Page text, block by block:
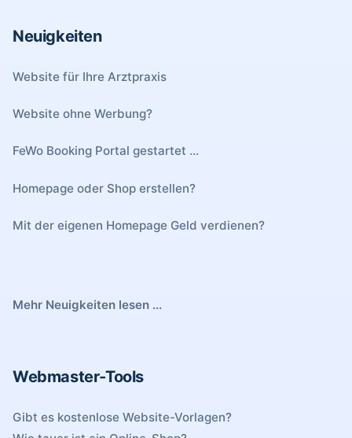
Neuigkeiten
Website für Ihre Arztpraxis
Website ohne Werbung?
FeWo Booking Portal gestartet ...
Homepage oder Shop erstellen?
Mit der eigenen Homepage Geld verdienen?
Mehr Neuigkeiten lesen ...
Webmaster-Tools
Gibt es kostenlose Website-Vorlagen?